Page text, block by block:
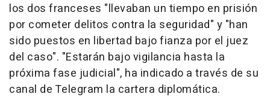
los dos franceses "llevaban un tiempo en prisión
por cometer delitos contra la seguridad" y "han
sido puestos en libertad bajo fianza por el juez
del caso". "Estarán bajo vigilancia hasta la
próxima fase judicial", ha indicado a través de su
canal de Telegram la cartera diplomática.